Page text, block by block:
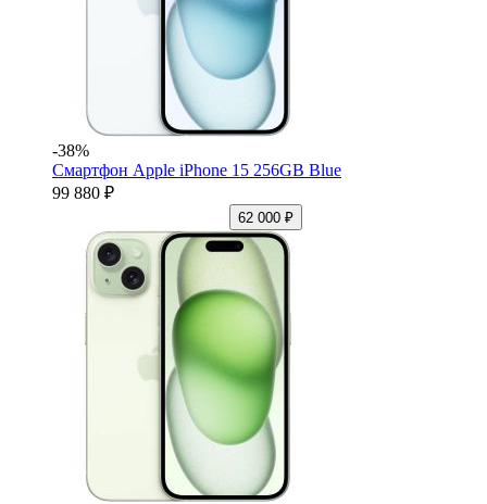
-38%
Смартфон Apple iPhone 15 256GB Blue
99 880 ₽
62 000 ₽